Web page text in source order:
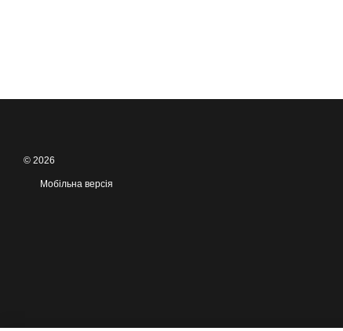
© 2026
Мобільна версія